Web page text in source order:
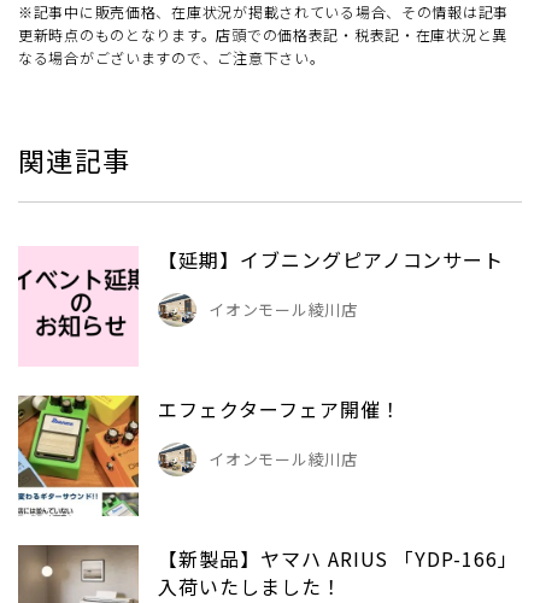
※記事中に販売価格、在庫状況が掲載されている場合、その情報は記事
更新時点のものとなります。店頭での価格表記・税表記・在庫状況と異
なる場合がございますので、ご注意下さい。
関連記事
【延期】イブニングピアノコンサート
イオンモール綾川店
エフェクターフェア開催！
イオンモール綾川店
【新製品】ヤマハ ARIUS 「YDP-166」
入荷いたしました！